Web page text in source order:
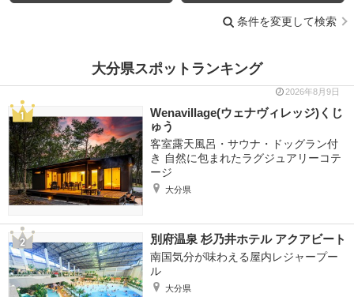
条件を変更して検索
大分県スポットランキング
2026年8月9日
Wenavillage(ウェナヴィレッジ)くじ
ゅう
客室露天風呂・サウナ・ドッグラン付
き 自然に包まれたラグジュアリーコテ
ージ
大分県
別府温泉 杉乃井ホテル アクアビート
南国気分が味わえる屋内レジャープー
ル
大分県